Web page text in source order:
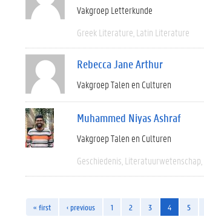
Vakgroep Letterkunde
Greek Literature Latin Literature
Rebecca Jane Arthur
Vakgroep Talen en Culturen
Muhammed Niyas Ashraf
Vakgroep Talen en Culturen
Geschiedenis Literatuurwetenschap
« first ‹ previous 1 2 3 4 5